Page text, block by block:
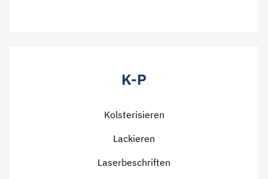
K-P
Kolsterisieren
Lackieren
Laserbeschriften